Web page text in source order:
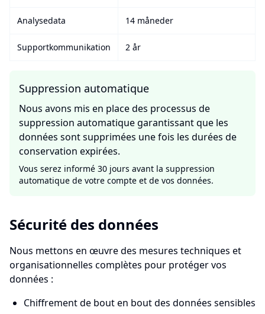
Analysedata 14 måneder
Supportkommunikation 2 år
Suppression automatique
Nous avons mis en place des processus de
suppression automatique garantissant que les
données sont supprimées une fois les durées de
conservation expirées.
Vous serez informé 30 jours avant la suppression
automatique de votre compte et de vos données.
Sécurité des données
Nous mettons en œuvre des mesures techniques et
organisationnelles complètes pour protéger vos
données :
Chiffrement de bout en bout des données sensibles